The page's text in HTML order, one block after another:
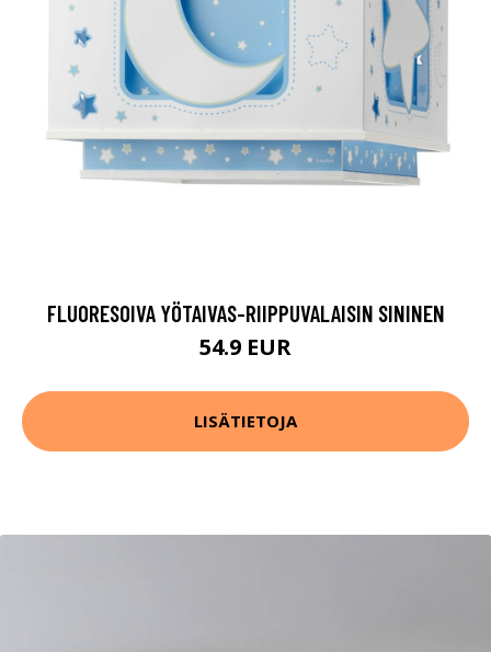
FLUORESOIVA YÖTAIVAS-RIIPPUVALAISIN SININEN
54.9 EUR
LISÄTIETOJA